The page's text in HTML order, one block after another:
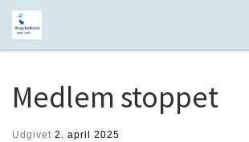
Fortsæt til indhold
Medlem stoppet
Udgivet 2. april 2025